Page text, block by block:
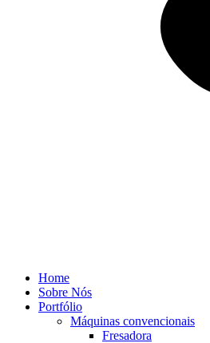
Home
Sobre Nós
Portfólio
Máquinas convencionais
Fresadora